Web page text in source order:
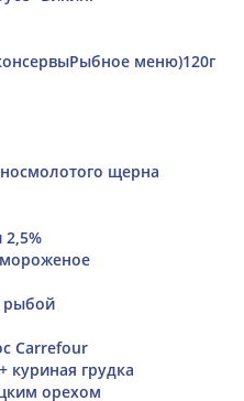
меню)120г
щерна
2,5%
рыбой
Carrefour
грудка
орехом